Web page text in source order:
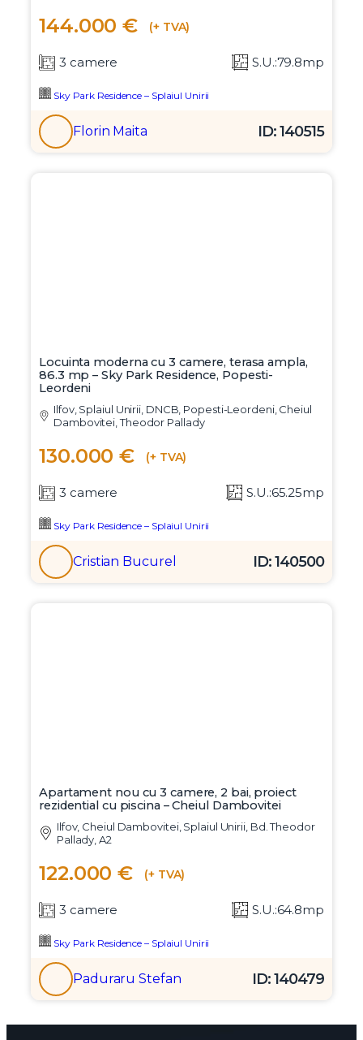
144.000 € (+ TVA)
3 camere S.U.:79.8mp
Sky Park Residence – Splaiul Unirii
Florin Maita ID: 140515
Locuinta moderna cu 3 camere, terasa ampla,
86.3 mp – Sky Park Residence, Popesti-
Leordeni
Ilfov, Splaiul Unirii, DNCB, Popesti-Leordeni, Cheiul
Dambovitei, Theodor Pallady
130.000 € (+ TVA)
3 camere S.U.:65.25mp
Sky Park Residence – Splaiul Unirii
Cristian Bucurel ID: 140500
Apartament nou cu 3 camere, 2 bai, proiect
rezidential cu piscina – Cheiul Dambovitei
Ilfov, Cheiul Dambovitei, Splaiul Unirii, Bd. Theodor
Pallady, A2
122.000 € (+ TVA)
3 camere S.U.:64.8mp
Sky Park Residence – Splaiul Unirii
Paduraru Stefan ID: 140479